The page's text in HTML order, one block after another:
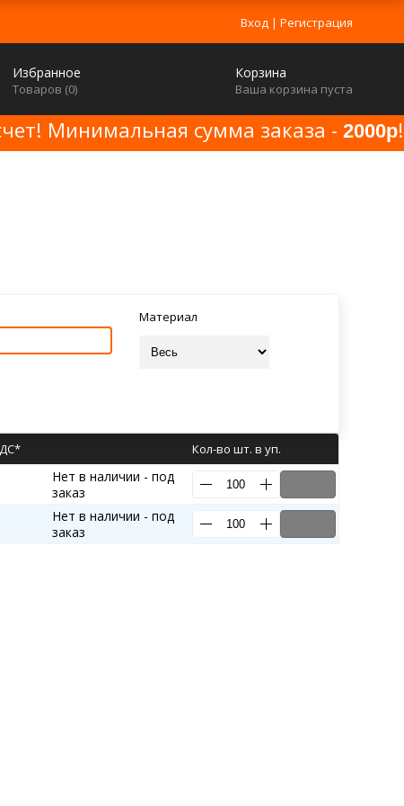
Вход | Регистрация
Избранное
Товаров (0)
Корзина
Ваша корзина пуста
Минимальная сумма заказа - 2000р!
Материал
Кол-во шт. в уп.
Нет в наличии - под
заказ
Нет в наличии - под
заказ